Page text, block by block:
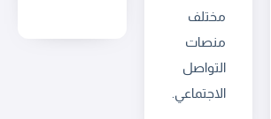
مختلف
منصات
التواصل
الاجتماعي.